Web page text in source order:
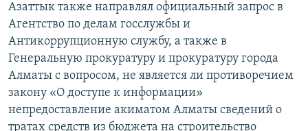
Азаттык также направлял официальный запрос в
Агентство по делам госслужбы и
Антикоррупционную службу, а также в
Генеральную прокуратуру и прокуратуру города
Алматы с вопросом, не является ли противоречием
закону «О доступе к информации»
непредоставление акиматом Алматы сведений о
тратах средств из бюджета на строительство